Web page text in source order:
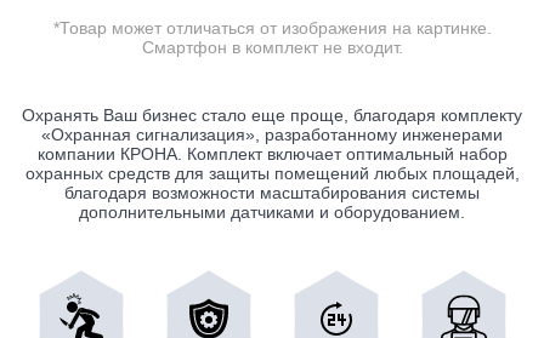
*Товар может отличаться от изображения на картинке.
Смартфон в комплект не входит.
Охранять Ваш бизнес стало еще проще, благодаря комплекту
«Охранная сигнализация», разработанному инженерами
компании КРОНА. Комплект включает оптимальный набор
охранных средств для защиты помещений любых площадей,
благодаря возможности масштабирования системы
дополнительными датчиками и оборудованием.